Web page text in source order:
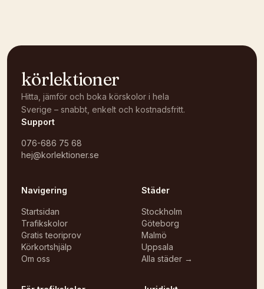
körlektioner
Hitta, jämför och boka körskolor i hela
Sverige – snabbt, enkelt och kostnadsfritt.
Support
076-686 75 68
hej@korlektioner.se
Navigering
Startsidan
Trafikskolor
Gratis teoriprov
Körkortshjälp
Om oss
Städer
Stockholm
Göteborg
Malmö
Uppsala
Alla städer →